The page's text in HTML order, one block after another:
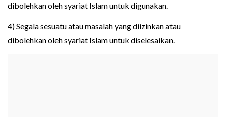
dibolehkan oleh syariat Islam untuk digunakan.
4) Segala sesuatu atau masalah yang diizinkan atau
dibolehkan oleh syariat Islam untuk diselesaikan.